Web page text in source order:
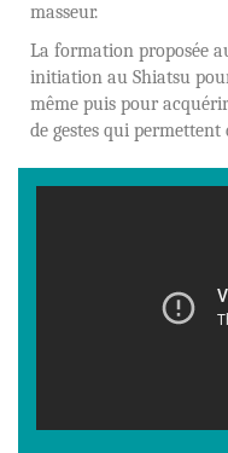
masseur.
La formation proposée
initiation au Shiatsu
même puis pour
de gestes qui permettent